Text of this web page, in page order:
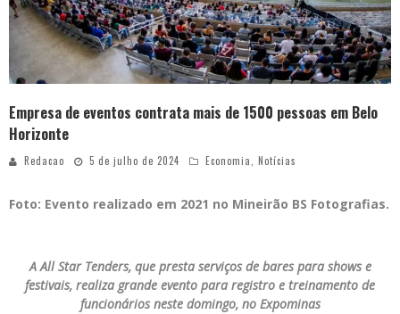
Empresa de eventos contrata mais de 1500 pessoas em Belo
Horizonte
Redacao 5 de julho de 2024 Economia, Notícias
Foto: Evento realizado em 2021 no Mineirão BS Fotografias.
A All Star Tenders, que presta serviços de bares para shows e
festivais, realiza grande evento para registro e treinamento de
funcionários neste domingo, no Expominas